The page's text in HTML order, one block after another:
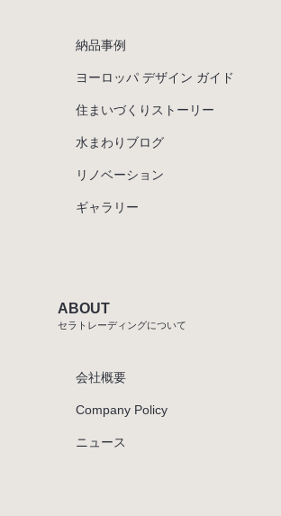
納品事例
ヨーロッパ デザイン ガイド
住まいづくりストーリー
水まわりブログ
リノベーション
ギャラリー
ABOUT
セラトレーディングについて
会社概要
Company Policy
ニュース